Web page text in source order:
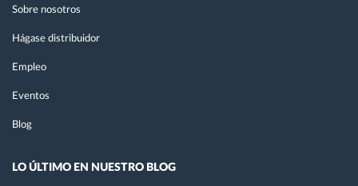
Sobre nosotros
Hágase distribuidor
Empleo
Eventos
Blog
LO ÚLTIMO EN NUESTRO BLOG